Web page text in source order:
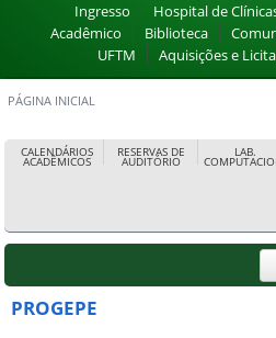
Ingresso Hospital de
Acadêmico
Biblioteca
UFTM
Aquisições e
PÁGINA INICIAL
CALENDÁRIOS
ACADÊMICOS
RESERVAS DE
AUDITÓRIO
LAB.
PROGEPE